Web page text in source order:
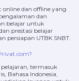
dan offline yang
dan
belajar untuk
prestasi belajar
persiapan UTBK SNBT.
termasuk
Bahasa Indonesia,